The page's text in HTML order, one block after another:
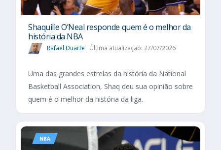
Shaquille O’Neal responde quem é o melhor da
história da NBA
Rafael Duarte Última atualização: 27/07/2026
Uma das grandes estrelas da história da National
Basketball Association, Shaq deu sua opinião sobre
quem é o melhor da história da liga.
NBA